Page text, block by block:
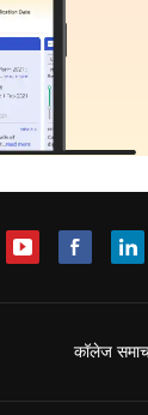
कॉलेज